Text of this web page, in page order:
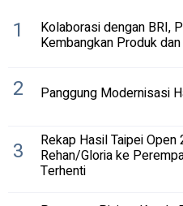
1 Kolaborasi dengan BRI,
Kembangkan Produk
2 Panggung Modernisasi
3 Rekap Hasil Taipei
Rehan/Gloria ke
Terhenti